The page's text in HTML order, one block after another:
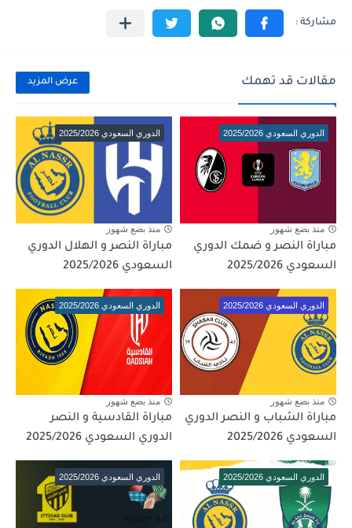
مقالات قد تهمك عرض المزيد
الدوري السعودي 2025/2026
منذ بضع شهور
مباراة النصر و ضمك الدوري
السعودي 2025/2026
الدوري السعودي 2025/2026
منذ بضع شهور
مباراة النصر و الهلال الدوري
السعودي 2025/2026
الدوري السعودي 2025/2026
منذ بضع شهور
مباراة الشباب و النصر الدوري
السعودي 2025/2026
الدوري السعودي 2025/2026
منذ بضع شهور
مباراة القادسية و النصر
الدوري السعودي 2025/2026
الدوري السعودي 2025/2026 الدوري السعودي 2025/2026